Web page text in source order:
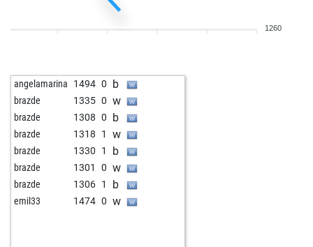
1260
angelamarina 1494 0 b
brazde 1335 0 w
brazde 1308 0 b
brazde 1318 1 w
brazde 1330 1 b
brazde 1301 0 w
brazde 1306 1 b
emil33 1474 0 w